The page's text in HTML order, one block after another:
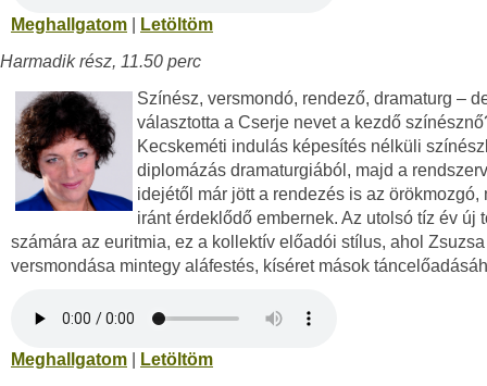
Meghallgatom
Letöltöm
Harmadik rész, 11.50 perc
Színész, versmondó, rendező, dramaturg –
választotta a Cserje nevet a kezdő
Kecskeméti indulás képesítés nélküli
diplomázás dramaturgiából, majd a
idejétől már jött a rendezés is az örökmozgó,
iránt érdeklődő embernek. Az utolsó tíz év új
számára az euritmia, ez a kollektív előadói stílus, ahol Zsuzsa
versmondása mintegy aláfestés, kíséret mások
Meghallgatom
Letöltöm